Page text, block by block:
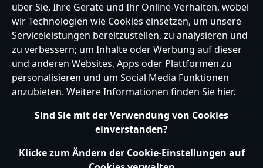
Germany
Hilfe Nutzungsbedingungen Datenschutzerklärung
Site Map
Richtlinien für Cookies
EU Datenschutzhinweis
Impressum
Allgemeine Verkaufsbedingungen
über Sie, Ihre Geräte und Ihr Online-Verhalten, wobei
wir Technologien wie Cookies einsetzen, um unsere
Serviceleistungen bereitzustellen, zu analysieren und
zu verbessern; um Inhalte oder Werbung auf dieser
und anderen Websites, Apps oder Plattformen zu
personalisieren und um Social Media Funktionen
anzubieten. Weitere Informationen finden Sie hier.
Sind Sie mit der Verwendung von Cookies
einverstanden?
Klicke zum Ändern der Cookie-Einstellungen auf